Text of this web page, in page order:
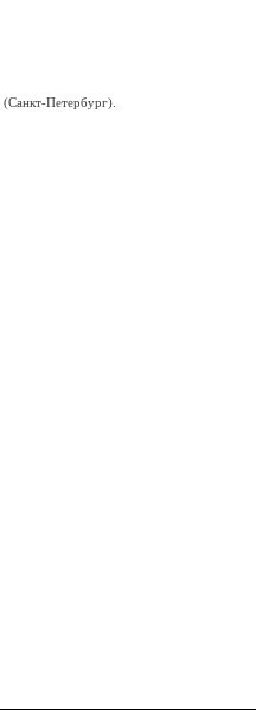
(Санкт-Петербург).